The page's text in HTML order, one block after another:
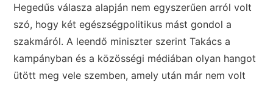
Hegedűs válasza alapján nem egyszerűen arról volt
szó, hogy két egészségpolitikus mást gondol a
szakmáról. A leendő miniszter szerint Takács a
kampányban és a közösségi médiában olyan hangot
ütött meg vele szemben, amely után már nem volt